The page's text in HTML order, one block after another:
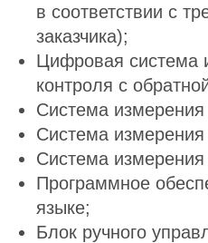
в соответствии с
заказчика);
Цифровая система
контроля с
Система измерения
Система
Система
Программное
языке;
Блок ручного